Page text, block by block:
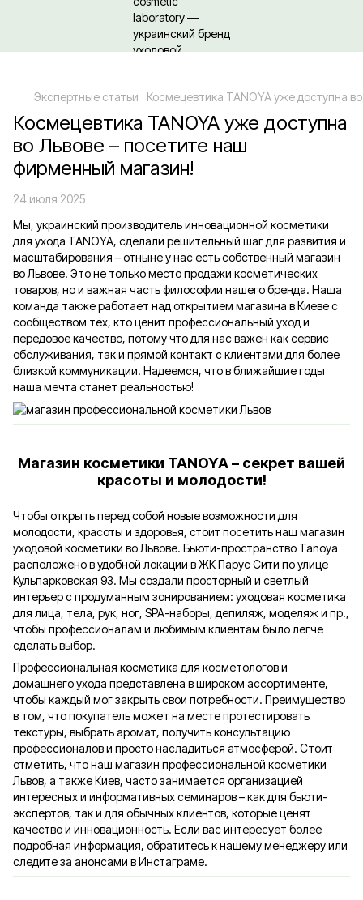
Экспертные статьи Космецевтика TANOYA уже доступна
Космецевтика TANOYA уже доступна
во Львове – посетите наш
фирменный магазин!
24 июля 2025
Мы, украинский производитель инновационной косметики
для ухода TANOYA, сделали решительный шаг для развития и
масштабирования – отныне у нас есть собственный магазин
во Львове. Это не только место продажи косметических
товаров, но и важная часть философии нашего бренда. Наша
команда также работает над открытием магазина в Киеве с
сообществом тех, кто ценит профессиональный уход и
передовое качество, потому что для нас важен как сервис
обслуживания, так и прямой контакт с клиентами для более
близкой коммуникации. Надеемся, что в ближайшие годы
наша мечта станет реальностью!
Магазин косметики TANOYA – секрет вашей
красоты и молодости!
Чтобы открыть перед собой новые возможности для
молодости, красоты и здоровья, стоит посетить наш магазин
уходовой косметики во Львове. Бьюти-пространство Tanoya
расположено в удобной локации в ЖК Парус Сити по улице
Кульпарковская 93. Мы создали просторный и светлый
интерьер с продуманным зонированием: уходовая косметика
для лица, тела, рук, ног, SPA-наборы, депиляж, моделяж и пр.,
чтобы профессионалам и любимым клиентам было легче
сделать выбор.
Профессиональная косметика для косметологов и
домашнего ухода представлена в широком ассортименте,
чтобы каждый мог закрыть свои потребности. Преимущество
в том, что покупатель может на месте протестировать
текстуры, выбрать аромат, получить консультацию
профессионалов и просто насладиться атмосферой. Стоит
отметить, что наш магазин профессиональной косметики
Львов, а также Киев, часто занимается организацией
интересных и информативных семинаров – как для бьюти-
экспертов, так и для обычных клиентов, которые ценят
качество и инновационность. Если вас интересует более
подробная информация, обратитесь к нашему менеджеру или
следите за анонсами в Инстаграме.